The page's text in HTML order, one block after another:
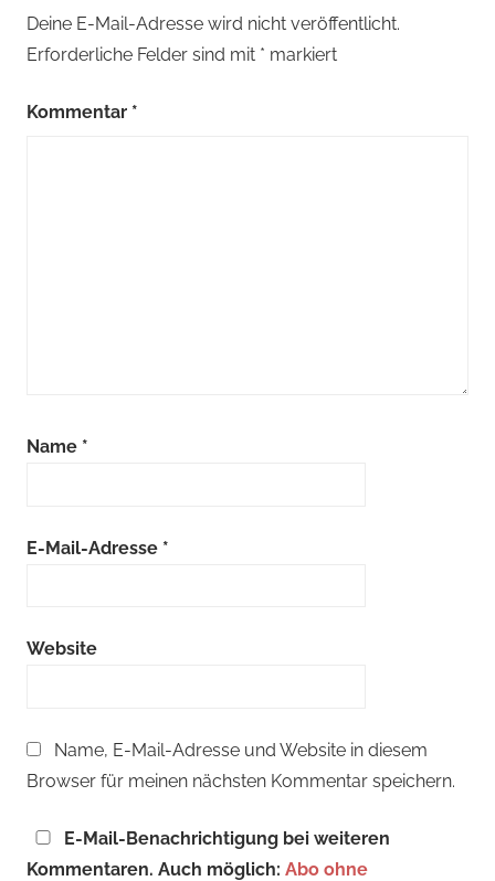
Deine E-Mail-Adresse wird nicht veröffentlicht.
Erforderliche Felder sind mit * markiert
Kommentar *
Name *
E-Mail-Adresse *
Website
Name, E-Mail-Adresse und Website in diesem
Browser für meinen nächsten Kommentar speichern.
E-Mail-Benachrichtigung bei weiteren
Kommentaren. Auch möglich: Abo ohne